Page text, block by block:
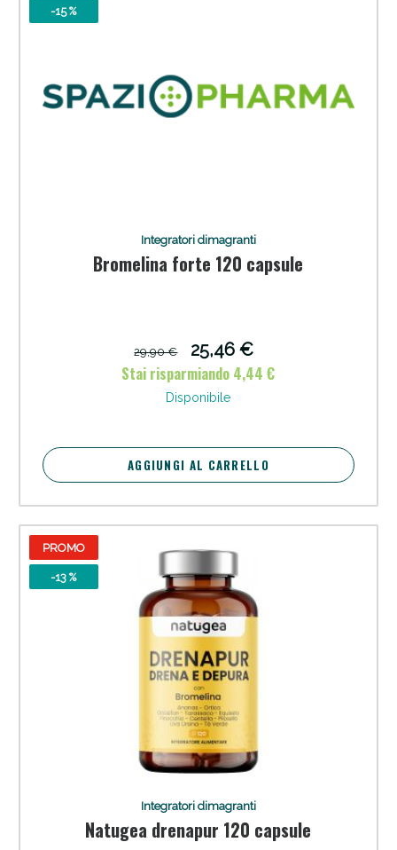
-15 %
Integratori dimagranti
Bromelina forte 120 capsule
29,90 €
25,46 €
Stai risparmiando 4,44 €
Disponibile
AGGIUNGI AL CARRELLO
PROMO
-13 %
Integratori dimagranti
Natugea drenapur 120 capsule
Sconto fino al 55% disponibile oggi!